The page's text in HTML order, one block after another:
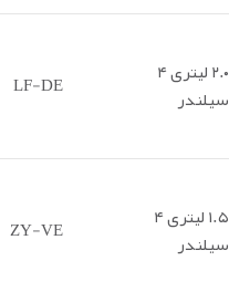
۲.۰ لیتری ۴
سیلندر
LF-DE
۱.۵ لیتری ۴
سیلندر
ZY-VE